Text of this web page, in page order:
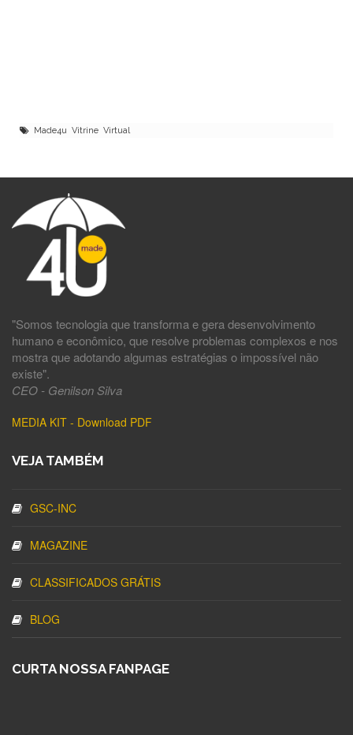
Made4u Vitrine Virtual
"Somos tecnologia que transforma e gera desenvolvimento
humano e econômico, que resolve problemas complexos e nos
mostra que adotando algumas estratégias o impossível não
existe".
CEO - Genilson Silva
MEDIA KIT - Download PDF
VEJA TAMBÉM
GSC-INC
MAGAZINE
CLASSIFICADOS GRÁTIS
BLOG
CURTA NOSSA FANPAGE